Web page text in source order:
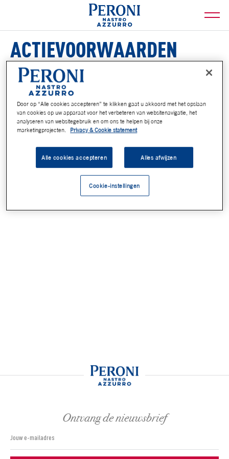
ACTIEVOORWAARDEN
Bekijk hier de actievoorwaarden:
Actievoorwaarden social media winacties
Actievoorwaarden Win een Diner
Ontvang de nieuwsbrief
Door op “Alle cookies accepteren” te klikken gaat u akkoord met het opslaan
van cookies op uw apparaat voor het verbeteren van websitenavigatie, het
analyseren van websitegebruik en om ons te helpen bij onze
marketingprojecten. Privacy & Cookie statement
Alle cookies accepteren Alles afwijzen
Cookie-instellingen